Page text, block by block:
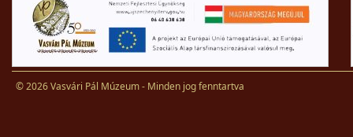
© 2026 Vasvári Pál Múzeum - Minden jog fenntartva